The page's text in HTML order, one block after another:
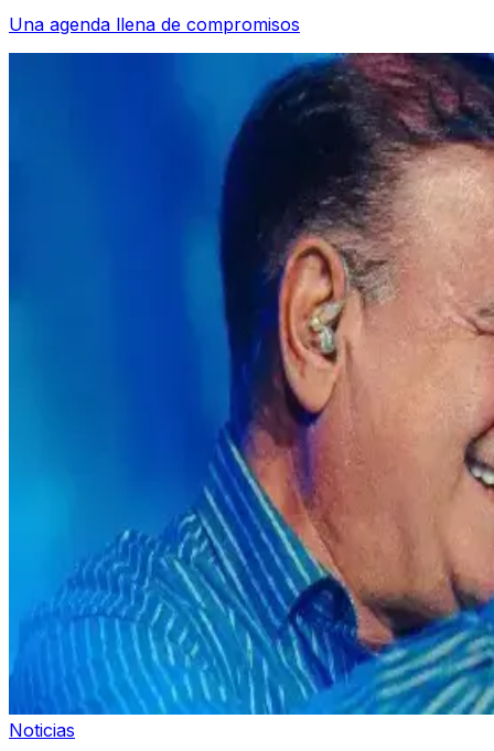
Una agenda llena de compromisos
Noticias